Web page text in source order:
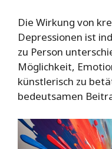
Die Wirkung von
Depressionen ist
zu Person
Möglichkeit,
künstlerisch zu
bedeutsamen